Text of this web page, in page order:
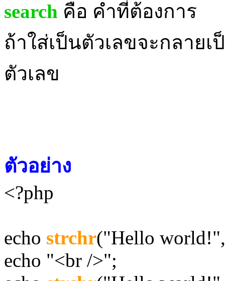
search คือ คำที่ต้องการ
ถ้าใส่เป็นตัวเลขจะกลาย
ตัวเลข
ตัวอย่าง
<?php
echo strchr("Hello
echo "<br />";